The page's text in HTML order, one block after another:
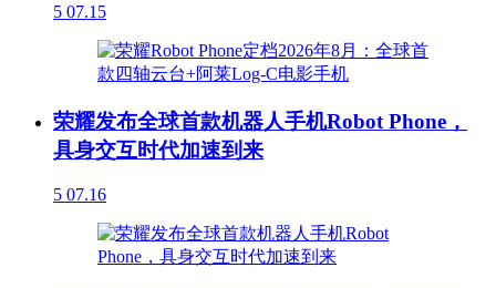
5 07.15
荣耀发布全球首款机器人手机Robot Phone，
具身交互时代加速到来
5 07.16